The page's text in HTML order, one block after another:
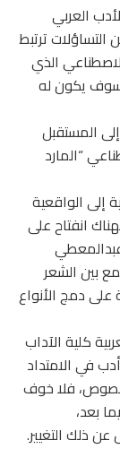
العربي
ترتبط
الذي
سوف يكون له
المستقبل
“المارد
إلى الواقعية
انفتاح على
بين الشعر
دمج الأنواع
كلية الآداب
في الامتداد
فلا خوف
بعد،
ذلك التغيير.